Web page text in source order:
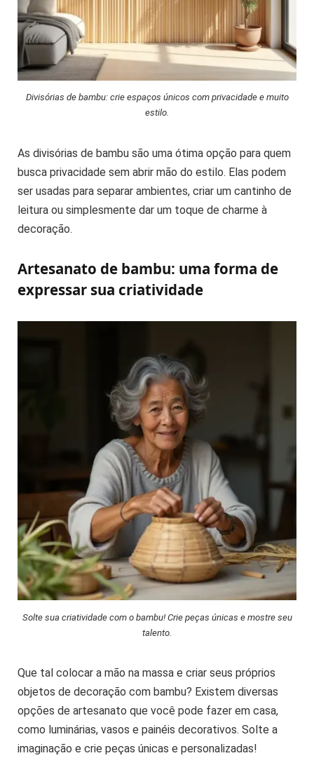
Divisórias de bambu: crie espaços únicos com privacidade e muito
estilo.
As divisórias de bambu são uma ótima opção para quem
busca privacidade sem abrir mão do estilo. Elas podem
ser usadas para separar ambientes, criar um cantinho de
leitura ou simplesmente dar um toque de charme à
decoração.
Artesanato de bambu: uma forma de
expressar sua criatividade
Solte sua criatividade com o bambu! Crie peças únicas e mostre seu
talento.
Que tal colocar a mão na massa e criar seus próprios
objetos de decoração com bambu? Existem diversas
opções de artesanato que você pode fazer em casa,
como luminárias, vasos e painéis decorativos. Solte a
imaginação e crie peças únicas e personalizadas!